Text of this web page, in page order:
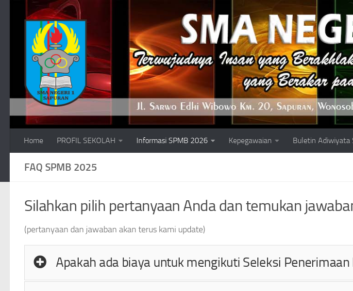
Skip to content
Home PROFIL SEKOLAH Informasi SPMB 2026 Kepegawaian Buletin Adiwiyata
FAQ SPMB 2025
Silahkan pilih pertanyaan Anda dan temukan
(pertanyaan dan jawaban akan terus kami update)
Apakah ada biaya untuk mengikuti Seleksi